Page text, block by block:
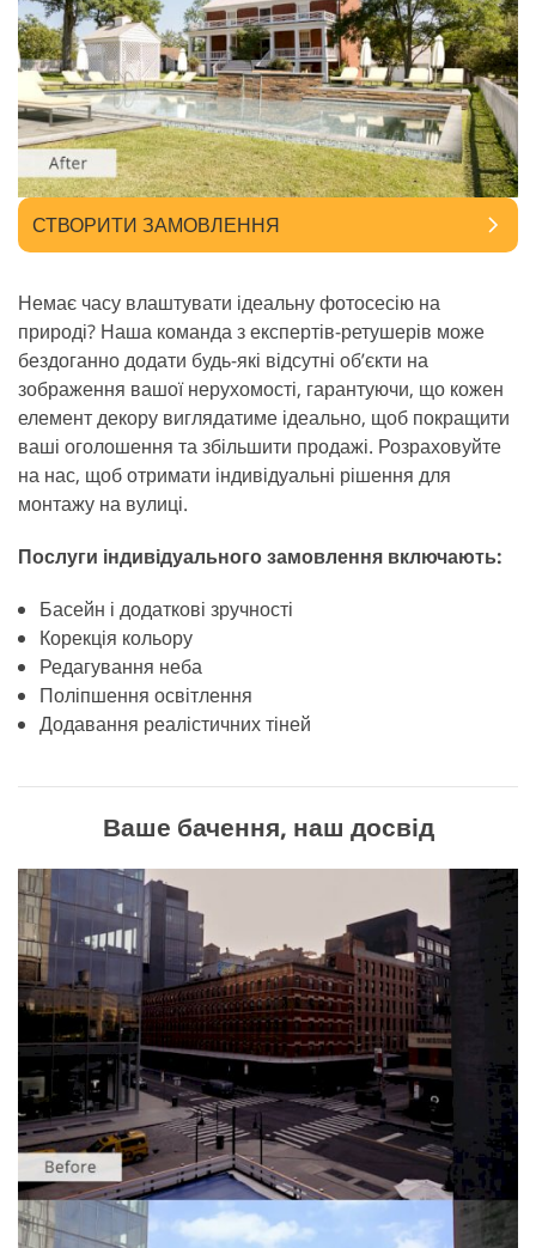
СТВОРИТИ ЗАМОВЛЕННЯ
Немає часу влаштувати ідеальну фотосесію на
природі? Наша команда з експертів-ретушерів може
бездоганно додати будь-які відсутні об’єкти на
зображення вашої нерухомості, гарантуючи, що кожен
елемент декору виглядатиме ідеально, щоб покращити
ваші оголошення та збільшити продажі. Розраховуйте
на нас, щоб отримати індивідуальні рішення для
монтажу на вулиці.
Послуги індивідуального замовлення включають:
Басейн і додаткові зручності
Корекція кольору
Редагування неба
Поліпшення освітлення
Додавання реалістичних тіней
Ваше бачення, наш досвід